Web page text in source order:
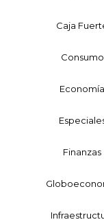
Caja
Consumo
Economía
Finanzas